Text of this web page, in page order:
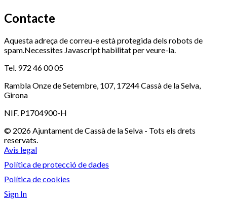
Contacte
Aquesta adreça de correu-e està protegida dels robots de
spam.Necessites Javascript habilitat per veure-la.
Tel. 972 46 00 05
Rambla Onze de Setembre, 107, 17244 Cassà de la Selva,
Girona
NIF. P1704900-H
© 2026 Ajuntament de Cassà de la Selva - Tots els drets
reservats.
Avis legal
Política de protecció de dades
Política de cookies
Sign In